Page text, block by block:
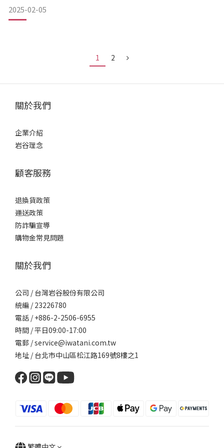
非常重要。
✔ 小型卡式爐與瓦斯罐：確保可以簡單烹飪食物與加熱水
2025-02-05
1 2
關於我們
企業介紹
岩谷理念
顧客服務
退換貨政策
運送政策
防詐騙宣導
購物金常見問題
關於我們
公司 / 台灣岩谷股份有限公司
統編 / 23226780
電話 / +886-2-2506-6955
時間 / 平日09:00-17:00
電郵 / service@iwatani.com.tw
地址 / 台北市中山區松江路169號8樓之1